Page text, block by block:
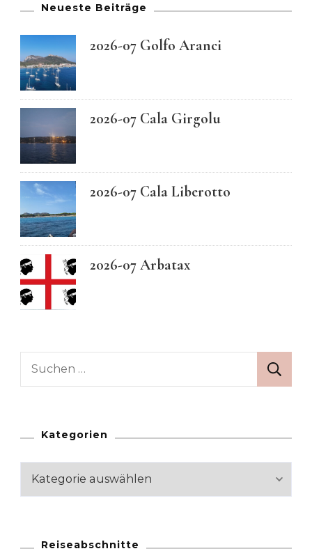
Neueste Beiträge
2026-07 Golfo Aranci
2026-07 Cala Girgolu
2026-07 Cala Liberotto
2026-07 Arbatax
Suchen
Kategorien
Kategorien
Reiseabschnitte